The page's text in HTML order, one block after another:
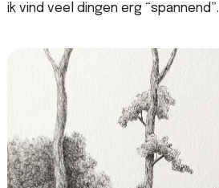
ik vind veel dingen erg “spannend”.